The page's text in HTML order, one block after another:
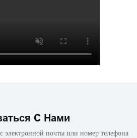
С Нами
электронной почты или номер телефона